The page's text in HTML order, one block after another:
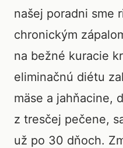
našej poradni sme
chronickým
na bežné kuracie
eliminačnú diétu
mäse a jahňacine,
z tresčej pečene,
už po 30 dňoch.